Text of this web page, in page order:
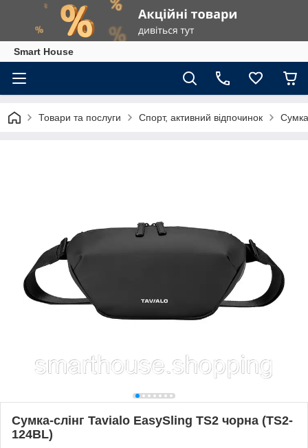
Smart House
Товари та послуги Спорт, активний відпочинок
Сумка-слінг Tavialo EasySling TS2 чорна (TS2-
124BL)